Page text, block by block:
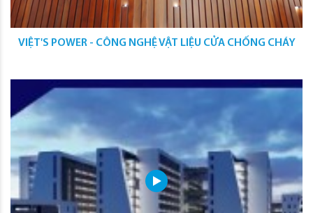
VIỆT'S POWER - CÔNG NGHỆ VẬT LIỆU CỬA CHỐNG CHÁY